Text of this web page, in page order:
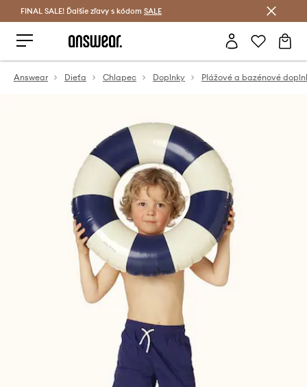
Šetrite s Answear Club >
FINAL SALE! Ďalšie zľavy s kódom SALE
Answear Dieťa Chlapec Doplnky Plážové a bazénové